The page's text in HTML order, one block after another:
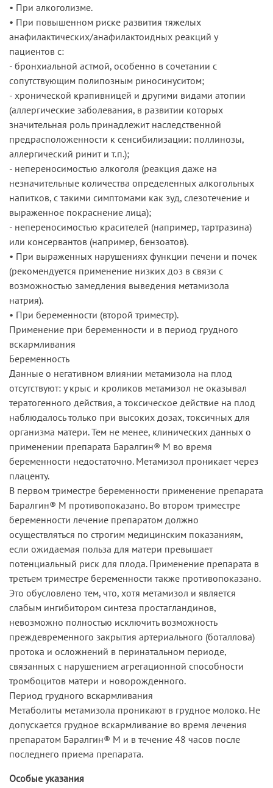
• При алкоголизме.
• При повышенном риске развития тяжелых
анафилактических/анафилактоидных реакций у
пациентов с:
- бронхиальной астмой, особенно в сочетании с
сопутствующим полипозным риносинуситом;
- хронической крапивницей и другими видами атопии
(аллергические заболевания, в развитии которых
значительная роль принадлежит наследственной
предрасположенности к сенсибилизации: поллинозы,
аллергический ринит и т.п.);
- непереносимостью алкоголя (реакция даже на
незначительные количества определенных алкогольных
напитков, с такими симптомами как зуд, слезотечение и
выраженное покраснение лица);
- непереносимостью красителей (например, тартразина)
или консервантов (например, бензоатов).
• При выраженных нарушениях функции печени и почек
(рекомендуется применение низких доз в связи с
возможностью замедления выведения метамизола
натрия).
• При беременности (второй триместр).
Применение при беременности и в период грудного
вскармливания
Беременность
Данные о негативном влиянии метамизола на плод
отсутствуют: у крыс и кроликов метамизол не оказывал
тератогенного действия, а токсическое действие на плод
наблюдалось только при высоких дозах, токсичных для
организма матери. Тем не менее, клинических данных о
применении препарата Баралгин® М во время
беременности недостаточно. Метамизол проникает через
плаценту.
В первом триместре беременности применение препарата
Баралгин® М противопоказано. Во втором триместре
беременности лечение препаратом должно
осуществляться по строгим медицинским показаниям,
если ожидаемая польза для матери превышает
потенциальный риск для плода. Применение препарата в
третьем триместре беременности также противопоказано.
Это обусловлено тем, что, хотя метамизол и является
слабым ингибитором синтеза простагландинов,
невозможно полностью исключить возможность
преждевременного закрытия артериального (боталлова)
протока и осложнений в перинатальном периоде,
связанных с нарушением агрегационной способности
тромбоцитов матери и новорожденного.
Период грудного вскармливания
Метаболиты метамизола проникают в грудное молоко. Не
допускается грудное вскармливание во время лечения
препаратом Баралгин® М и в течение 48 часов после
последнего приема препарата.
Особые указания